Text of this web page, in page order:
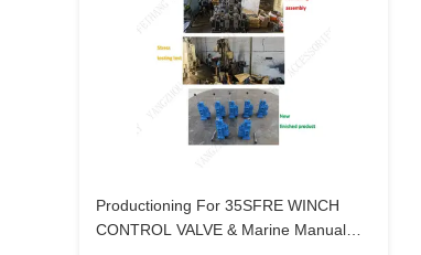
Productioning For 35SFRE WINCH
CONTROL VALVE & Marine Manual